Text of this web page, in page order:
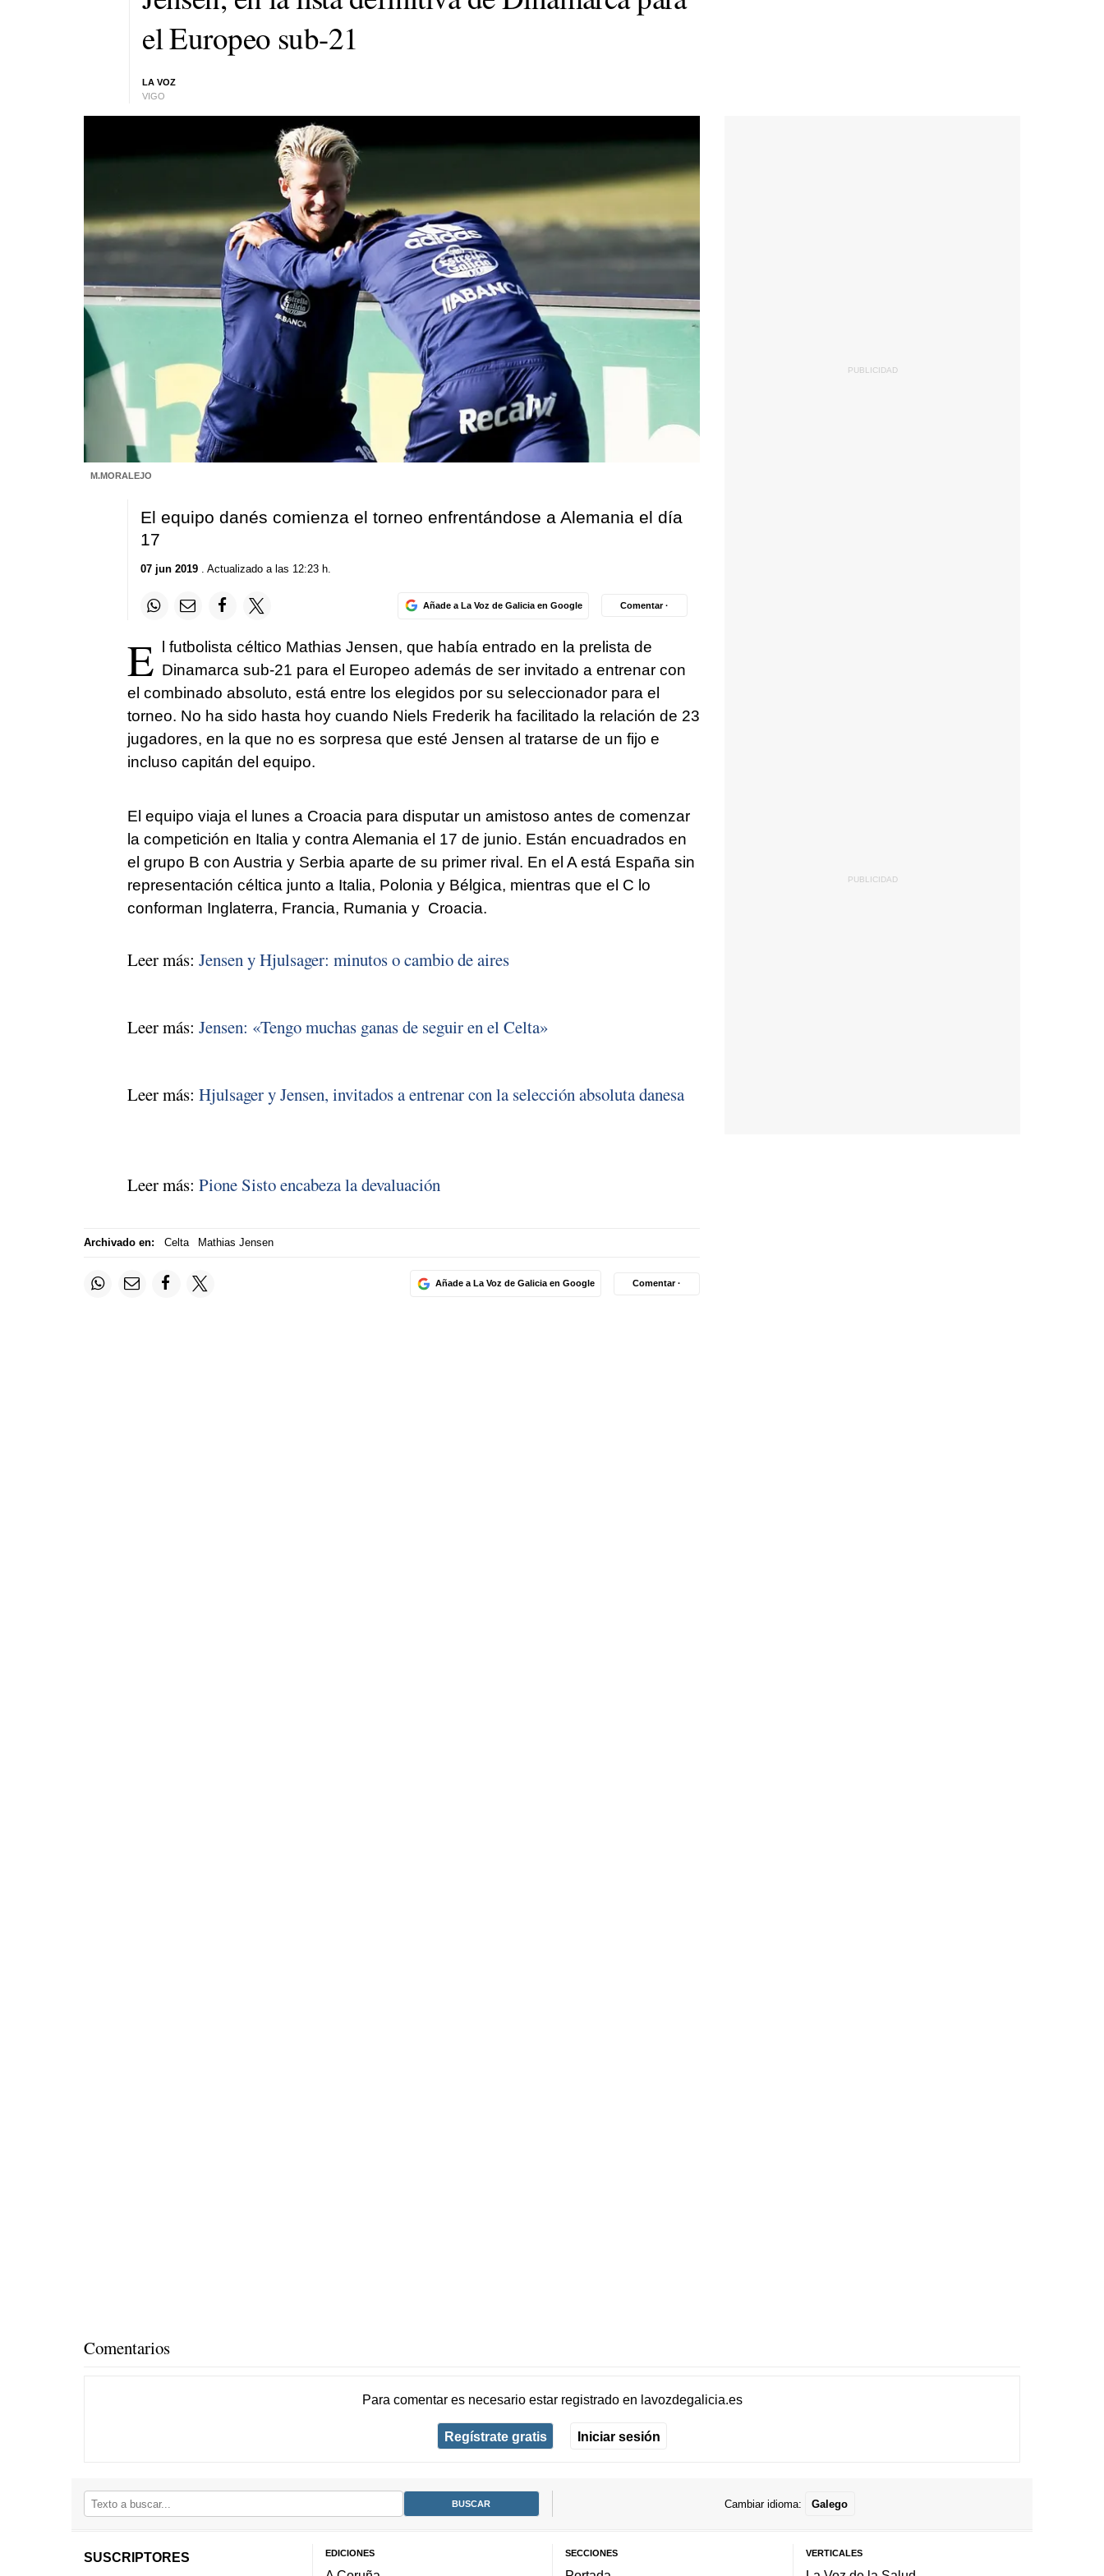
el Europeo sub-21
LA VOZ
VIGO
M.MORALEJO
El equipo danés comienza el torneo enfrentándose a Alemania el día
17
07 jun 2019. Actualizado a las 12:23 h.
Añade a La Voz de Galicia en Google Comentar ·
E l futbolista céltico Mathias Jensen, que había entrado en la prelista de
Dinamarca sub-21 para el Europeo además de ser invitado a entrenar con
el combinado absoluto, está entre los elegidos por su seleccionador para el
torneo. No ha sido hasta hoy cuando Niels Frederik ha facilitado la relación de 23
jugadores, en la que no es sorpresa que esté Jensen al tratarse de un fijo e
incluso capitán del equipo.
El equipo viaja el lunes a Croacia para disputar un amistoso antes de comenzar
la competición en Italia y contra Alemania el 17 de junio. Están encuadrados en
el grupo B con Austria y Serbia aparte de su primer rival. En el A está España sin
representación céltica junto a Italia, Polonia y Bélgica, mientras que el C lo
conforman Inglaterra, Francia, Rumania y Croacia.
Leer más: Jensen y Hjulsager: minutos o cambio de aires
Leer más: Jensen: «Tengo muchas ganas de seguir en el Celta»
Leer más: Hjulsager y Jensen, invitados a entrenar con la selección absoluta danesa
Leer más: Pione Sisto encabeza la devaluación
Archivado en: Celta Mathias Jensen
Añade a La Voz de Galicia en Google Comentar ·
Comentarios
Para comentar es necesario estar registradoen lavozdegalicia.es
Regístrate gratis Iniciar sesión
Cambiar idioma: Galego
SUSCRIPTORES EDICIONES SECCIONES VERTICALES